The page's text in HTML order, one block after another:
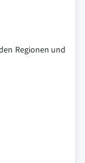
Regionen und